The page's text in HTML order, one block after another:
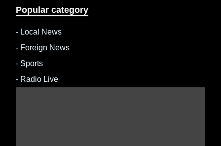
Popular category
- Local News
- Foreign News
- Sports
- Radio Live